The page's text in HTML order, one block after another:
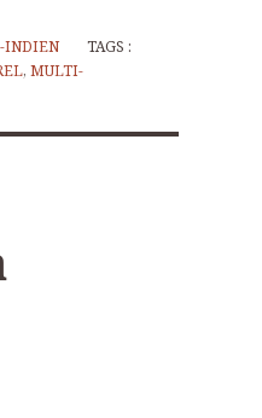
INDIEN
TAGS :
, MULTI-